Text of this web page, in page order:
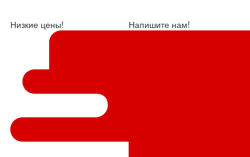
Низкие цены! Напишите нам!